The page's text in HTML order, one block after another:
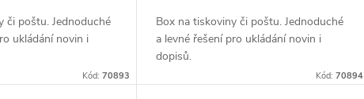
či poštu. Jednoduché
ukládání novin i
Kód:70893
Box na tiskoviny či poštu. Jednoduché
a levné řešení pro ukládání novin i
dopisů.
Kód: 70894